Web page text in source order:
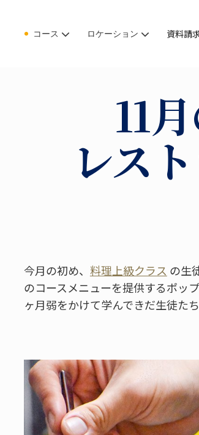
コース ロケーション 資料請
11
レス
今月の初め、 料理上級クラス の生
のコースメニューを提供するポッ
ヶ月弱をかけて学んできだ生徒た